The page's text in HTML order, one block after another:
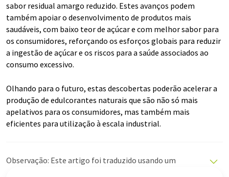
sabor residual amargo reduzido. Estes avanços podem
também apoiar o desenvolvimento de produtos mais
saudáveis, com baixo teor de açúcar e com melhor sabor para
os consumidores, reforçando os esforços globais para reduzir
a ingestão de açúcar e os riscos para a saúde associados ao
consumo excessivo.
Olhando para o futuro, estas descobertas poderão acelerar a
produção de edulcorantes naturais que são não só mais
apelativos para os consumidores, mas também mais
eficientes para utilização à escala industrial.
Observação: Este artigo foi traduzido usando um